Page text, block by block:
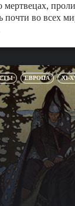
мертвецах,
почти во всех
ЕВРОПА XI-